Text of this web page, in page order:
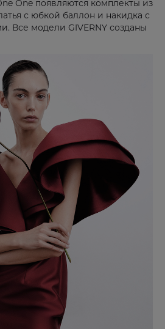
One появляются комплекты из
с юбкой баллон и накидка с
Все модели GIVERNY созданы